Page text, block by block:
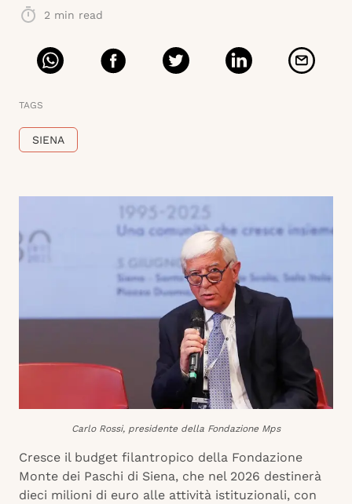
2 min read
TAGS
SIENA
Carlo Rossi, presidente della Fondazione Mps
Cresce il budget filantropico della Fondazione
Monte dei Paschi di Siena, che nel 2026 destinerà
dieci milioni di euro alle attività istituzionali, con